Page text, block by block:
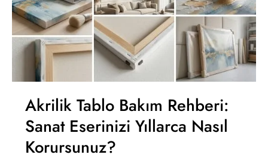
Akrilik Tablo Bakım Rehberi:
Sanat Eserinizi Yıllarca Nasıl
Korursunuz?